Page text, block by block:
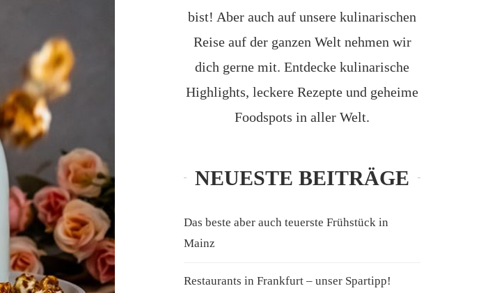
bist! Aber auch auf unsere kulinarischen
Reise auf der ganzen Welt nehmen wir
dich gerne mit. Entdecke kulinarische
Highlights, leckere Rezepte und geheime
Foodspots in aller Welt.
NEUESTE BEITRÄGE
Das beste aber auch teuerste Frühstück in
Mainz
Restaurants in Frankfurt – unser Spartipp!